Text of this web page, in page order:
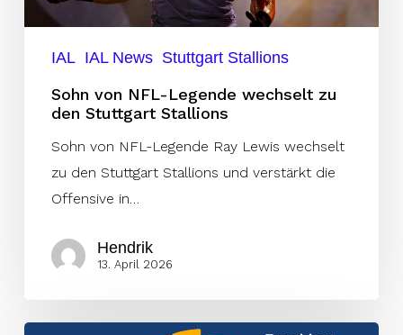
Stuttgart
Stallions
IAL IAL News Stuttgart Stallions
Sohn von NFL-Legende wechselt zu
den Stuttgart Stallions
Sohn von NFL-Legende Ray Lewis wechselt
zu den Stuttgart Stallions und verstärkt die
Offensive in…
Hendrik
13. April 2026